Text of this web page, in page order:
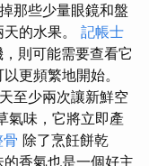
那些少量眼鏡和盤
的水果。 記帳士
則可能需要查看它
更頻繁地開始。
至少兩次讓新鮮空
氣味，它將立即產
骨 除了烹飪餅乾
香氣也是一個好主